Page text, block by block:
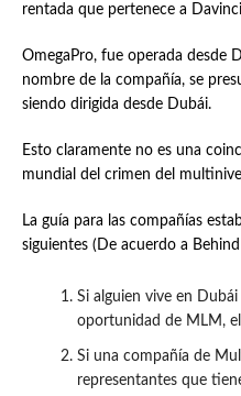
rentada que pertenece a
OmegaPro, fue operada desde
nombre de la compañía, se
siendo dirigida desde Dubái.
Esto claramente no es una
mundial del crimen del
La guía para las compañías
siguientes (De acuerdo a
Si alguien vive en
oportunidad de MLM,
Si una compañía de
representantes que